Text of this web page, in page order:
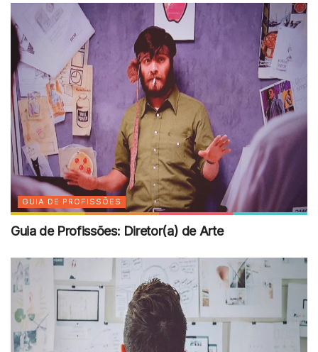
GUIA DE PROFISSÕES
Guia de Profissões: Diretor(a) de Arte